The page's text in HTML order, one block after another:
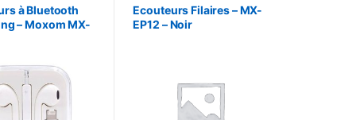
& Kitmains
,Ecouteur
à Bluetooth
– Moxom MX-
Filaire
Ecouteurs Filaires – MX-
EP12 – Noir